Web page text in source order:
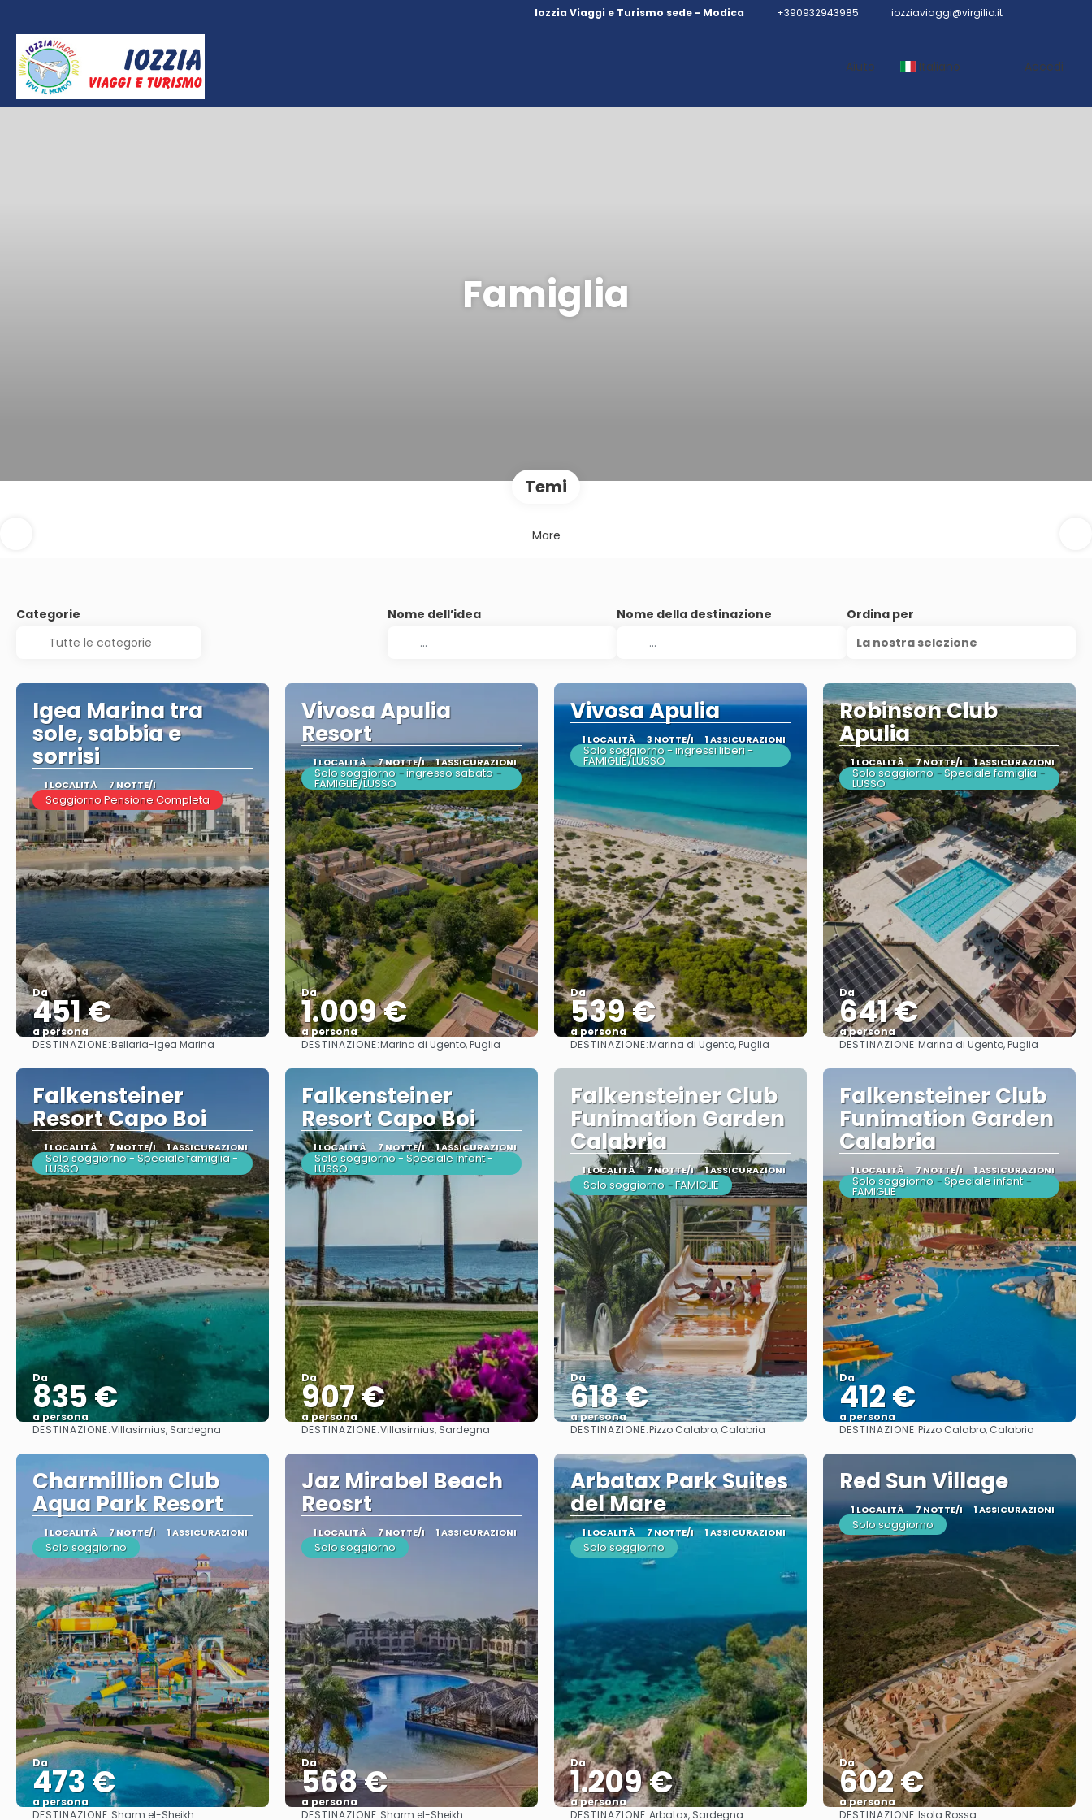
Iozzia Viaggi e Turismo sede - Modica +390932943985 iozziaviaggi@virgilio.it
Aiuto Italiano Accedi
Famiglia
Temi
Mare
Categorie Nome dell’idea Nome della destinazione
Ordina per
La nostra selezione
Igea Marina tra
sole, sabbia e
sorrisi
1 LOCALITÀ 7 NOTTE/I
Soggiorno Pensione Completa
Da
451 €
a persona
Vedere
DESTINAZIONE:Bellaria-Igea Marina
Vivosa Apulia
Resort
1 LOCALITÀ 7 NOTTE/I 1 ASSICURAZIONI
Solo soggiorno - ingresso sabato -
FAMIGLIE/LUSSO
Da
1.009 €
a persona
Vedere
DESTINAZIONE:Marina di Ugento, Puglia
Vivosa Apulia
1 LOCALITÀ 3 NOTTE/I 1 ASSICURAZIONI
Solo soggiorno - ingressi liberi -
FAMIGLIE/LUSSO
Da
539 €
a persona
Vedere
DESTINAZIONE:Marina di Ugento, Puglia
Robinson Club
Apulia
1 LOCALITÀ 7 NOTTE/I 1 ASSICURAZIONI
Solo soggiorno - Speciale famiglia -
LUSSO
Da
641 €
a persona
Vedere
DESTINAZIONE:Marina di Ugento, Puglia
Falkensteiner
Resort Capo Boi
1 LOCALITÀ 7 NOTTE/I 1 ASSICURAZIONI
Solo soggiorno - Speciale famiglia -
LUSSO
Da
835 €
a persona
Vedere
DESTINAZIONE:Villasimius, Sardegna
Falkensteiner
Resort Capo Boi
1 LOCALITÀ 7 NOTTE/I 1 ASSICURAZIONI
Solo soggiorno - Speciale infant -
LUSSO
Da
907 €
a persona
Vedere
DESTINAZIONE:Villasimius, Sardegna
Falkensteiner Club
Funimation Garden
Calabria
1 LOCALITÀ 7 NOTTE/I 1 ASSICURAZIONI
Solo soggiorno - FAMIGLIE
Da
618 €
a persona
Vedere
DESTINAZIONE:Pizzo Calabro, Calabria
Falkensteiner Club
Funimation Garden
Calabria
1 LOCALITÀ 7 NOTTE/I 1 ASSICURAZIONI
Solo soggiorno - Speciale infant -
FAMIGLIE
Da
412 €
a persona
Vedere
DESTINAZIONE:Pizzo Calabro, Calabria
Charmillion Club
Aqua Park Resort
1 LOCALITÀ 7 NOTTE/I 1 ASSICURAZIONI
Solo soggiorno
Da
473 €
a persona
DESTINAZIONE:Sharm el-Sheikh
Jaz Mirabel Beach
Reosrt
1 LOCALITÀ 7 NOTTE/I 1 ASSICURAZIONI
Solo soggiorno
Da
568 €
a persona
DESTINAZIONE:Sharm el-Sheikh
Arbatax Park Suites
del Mare
1 LOCALITÀ 7 NOTTE/I 1 ASSICURAZIONI
Solo soggiorno
Da
1.209 €
a persona
DESTINAZIONE:Arbatax, Sardegna
Red Sun Village
1 LOCALITÀ 7 NOTTE/I 1 ASSICURAZIONI
Solo soggiorno
Da
602 €
a persona
DESTINAZIONE:Isola Rossa